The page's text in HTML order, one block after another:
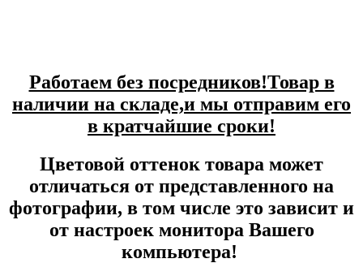
Работаем без посредников!Товар в
наличии на складе,и мы отправим его
в кратчайшие сроки!
Цветовой оттенок товара может
отличаться от представленного на
фотографии, в том числе это зависит и
от настроек монитора Вашего
компьютера!